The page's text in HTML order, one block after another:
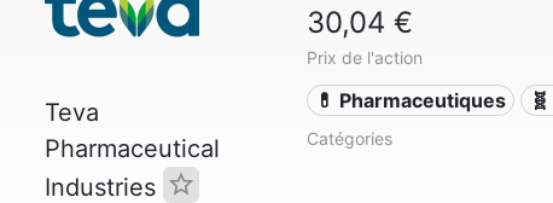
Teva
Pharmaceutical
Industries
30,04 €
Prix de l'action
💊 Pharmaceutiques
Catégories